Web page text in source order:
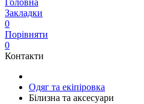
Головна
Закладки
0
Порівняти
0
Контакти
Одяг та екіпіровка
Білизна та аксесуари